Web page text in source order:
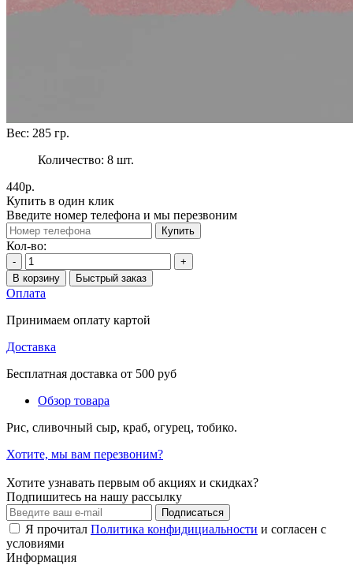
Вес: 285 гр.
Количество: 8 шт.
440р.
Купить в один клик
Введите номер телефона и мы перезвоним
Купить
Кол-во:
-
+
В корзину
Быстрый заказ
Оплата
Принимаем оплату картой
Доставка
Бесплатная доставка от 500 руб
Обзор товара
Рис, сливочный сыр, краб, огурец, тобико.
Хотите, мы вам перезвоним?
Хотите узнавать первым об акциях и скидках?
Подпишитесь на нашу рассылку
Подписаться
Я прочитал Политика конфидициальности и согласен с
условиями
Информация